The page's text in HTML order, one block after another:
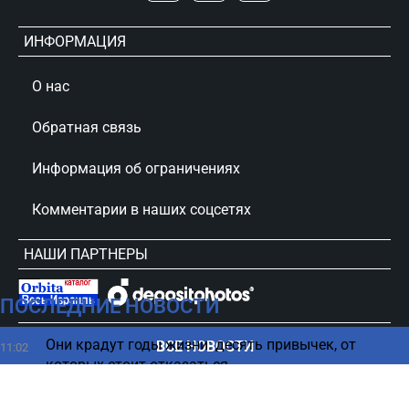
ПОСЛЕДНИЕ НОВОСТИ
11:02
Они крадут годы жизни: десять привычек, от
которых стоит отказаться
ВСЕ НОВОСТИ
ИНФОРМАЦИЯ
О нас
Обратная связь
Информация об ограничениях
Комментарии в наших соцсетях
НАШИ ПАРТНЕРЫ
сursorinfo.co.il © Все права защищены